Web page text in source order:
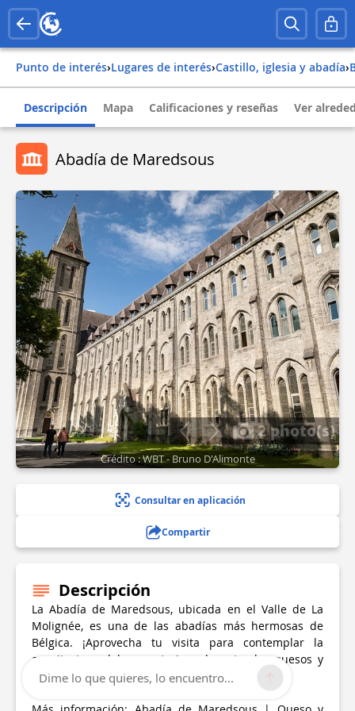
Punto de interés› Lugares de interés› Castillo, iglesia y abadía›
Descripción Mapa Calificaciones y reseñas Ver
Abadía de Maredsous
2 photo(s)
Crédito : WBT - Bruno D'Alimonte
Consultar en aplicación
Compartir
Descripción
La Abadía de Maredsous, ubicada en el Valle de La
Molignée, es una de las abadías más hermosas de
Bélgica. ¡Aprovecha tu visita para contemplar la
arquitectura del monasterio y degustar los quesos y
cervezas conocidos de Maredsous!
Dime lo que quieres, lo encuentro...